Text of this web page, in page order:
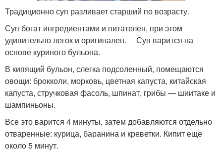
Традиционно суп разливает старший по возрасту.
Суп богат ингредиентами и питателен, при этом
удивительно легок и оригинален. Суп варится на
основе куриного бульона.
В кипящий бульон, слегка подсоленный, помещаются
овощи: брокколи, морковь, цветная капуста, китайская
капуста, стручковая фасоль, шпинат, грибы — шиитаке и
шампиньоны.
Все это варится 4 минуты, затем добавляются отдельно
отваренные: курица, баранина и креветки. Кипит еще
около 5 минут.